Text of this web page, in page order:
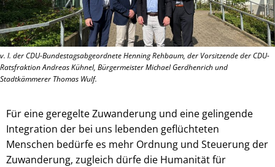
v. l. der CDU-Bundestagsabgeordnete Henning Rehbaum, der Vorsitzende der CDU-
Ratsfraktion Andreas Kühnel, Bürgermeister Michael Gerdhenrich und
Stadtkämmerer Thomas Wulf.
Für eine geregelte Zuwanderung und eine gelingende
Integration der bei uns lebenden geflüchteten
Menschen bedürfe es mehr Ordnung und Steuerung der
Zuwanderung, zugleich dürfe die Humanität für